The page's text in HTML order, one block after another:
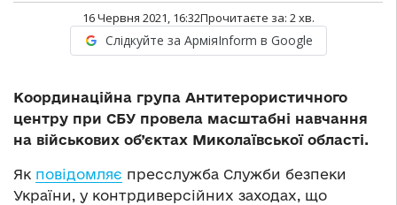
16 Червня 2021, 16:32Прочитаєте за: 2хв.
Слідкуйте за АрміяInform в Google
Координаційна група Антитерористичного
центру при СБУ провела масштабні навчання
на військових об’єктах Миколаївської області.
Як повідомляє пресслужба Служби безпеки
України, у контрдиверсійних заходах, що